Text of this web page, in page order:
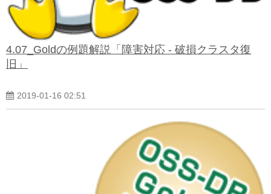
4.07_Goldの例題解説「障害対応 - 破損クラスタ復
旧」
2019-01-16 02:51